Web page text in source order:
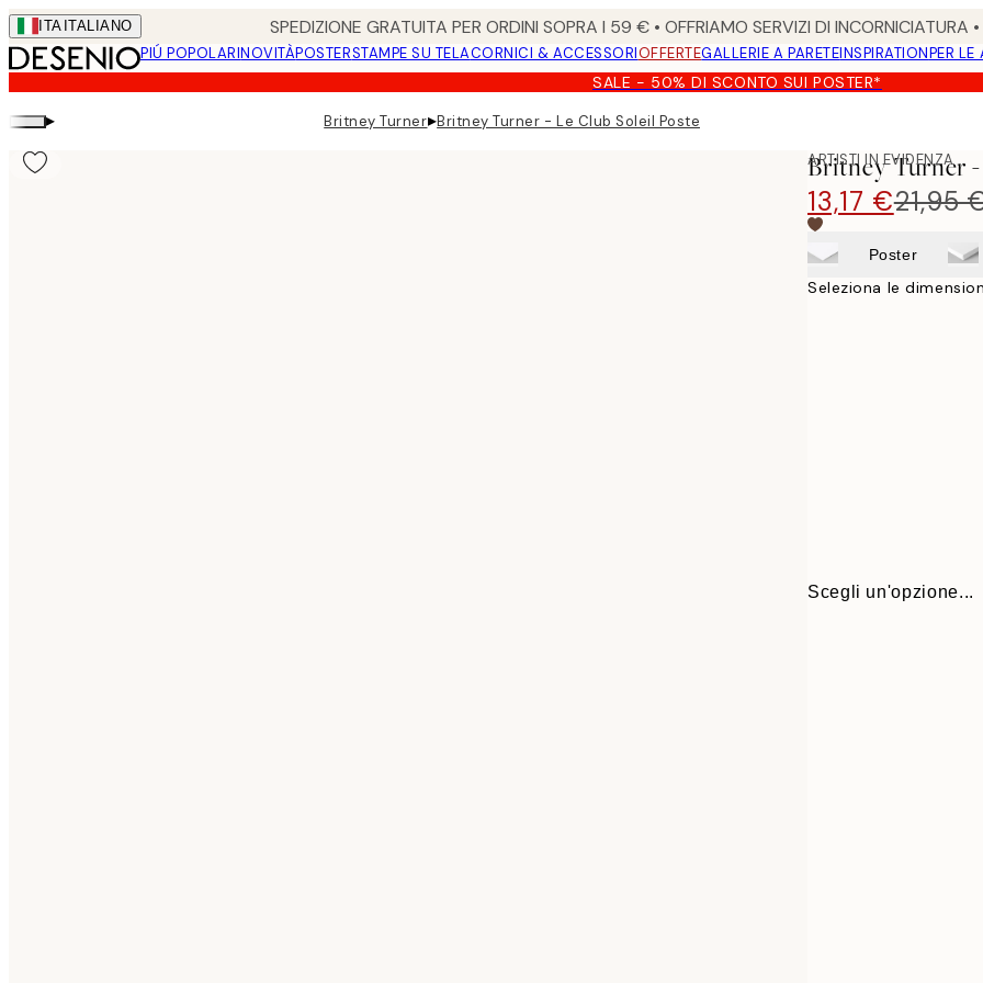
Skip
to
main
content.
ITA ITALIANO SPEDIZIONE GRATUITA PER ORDINI SOPRA I 59 € • OFFRIAMO SERVIZI DI
PIÚ POPOLARINOVITÀPOSTERSTAMPE SU TELACORNICI & ACCESSORIOFFERTEGALLERIE A PARETEINSPIRATIONPER LE
SALE - 50% DI SCONTO SUI POSTER*
▸ Britney Turner▸Britney Turner - Le Club Soleil Poster
ARTISTI IN EVIDENZA
Britney Turner
13,17 €21,95
Poster
Seleziona le
Scegli un'opzione...